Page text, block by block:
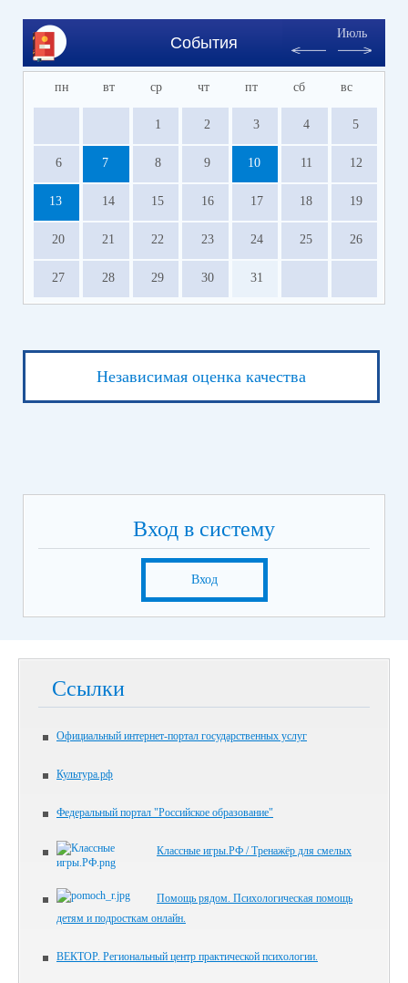
События
Июль
пн вт ср чт пт сб вс
1 2 3 4 5
6 7 8 9 10 11 12
13 14 15 16 17 18 19
20 21 22 23 24 25 26
27 28 29 30 31
Независимая оценка качества
Вход в систему
Вход
Ссылки
Официальный интернет-портал государственных услуг
Культура.рф
Федеральный портал "Российское образование"
Классные игры.РФ / Тренажёр для смелых
Помощь рядом. Психологическая помощь
детям и подросткам онлайн.
ВЕКТОР. Региональный центр практической психологии.